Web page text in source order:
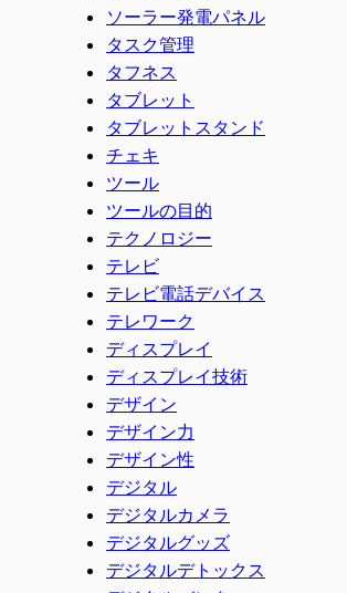
ソーラー発電パネル
タスク管理
タフネス
タブレット
タブレットスタンド
チェキ
ツール
ツールの目的
テクノロジー
テレビ
テレビ電話デバイス
テレワーク
ディスプレイ
ディスプレイ技術
デザイン
デザイン力
デザイン性
デジタル
デジタルカメラ
デジタルグッズ
デジタルデトックス